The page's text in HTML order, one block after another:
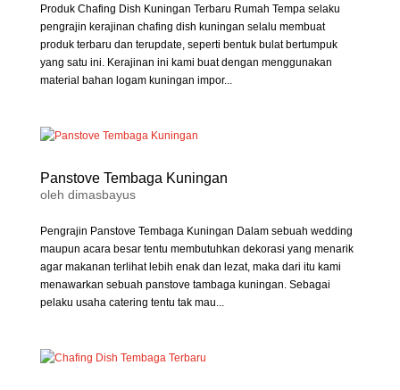
Produk Chafing Dish Kuningan Terbaru Rumah Tempa selaku
pengrajin kerajinan chafing dish kuningan selalu membuat
produk terbaru dan terupdate, seperti bentuk bulat bertumpuk
yang satu ini. Kerajinan ini kami buat dengan menggunakan
material bahan logam kuningan impor...
Panstove Tembaga Kuningan
oleh dimasbayus
Pengrajin Panstove Tembaga Kuningan Dalam sebuah wedding
maupun acara besar tentu membutuhkan dekorasi yang menarik
agar makanan terlihat lebih enak dan lezat, maka dari itu kami
menawarkan sebuah panstove tambaga kuningan. Sebagai
pelaku usaha catering tentu tak mau...